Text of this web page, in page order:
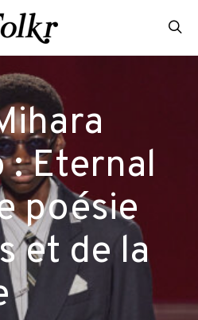
: Eternal
poésie
et de la